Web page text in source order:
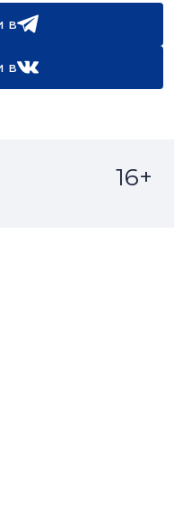
в
в
16+